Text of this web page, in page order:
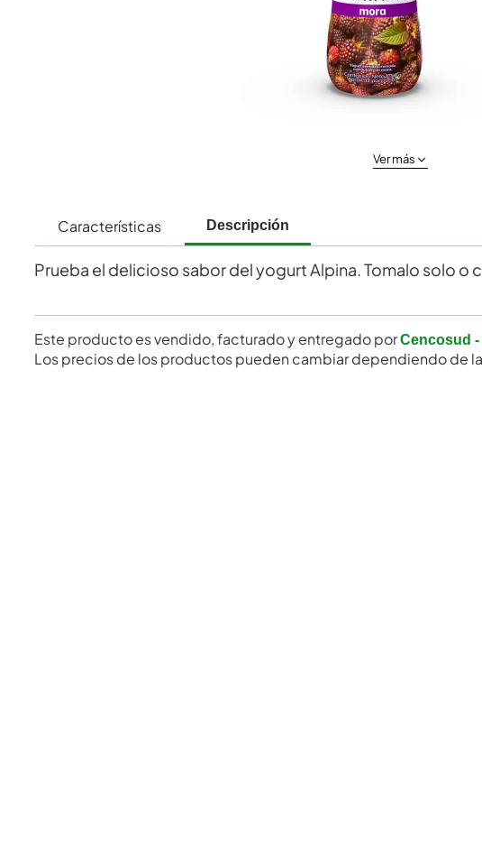
Ver más
Características Descripción
Prueba el delicioso sabor del yogurt Alpina. Tomalo solo o
Este producto es vendido, facturado y entregado porCencosud
Los precios de los productos pueden cambiar dependiendo de